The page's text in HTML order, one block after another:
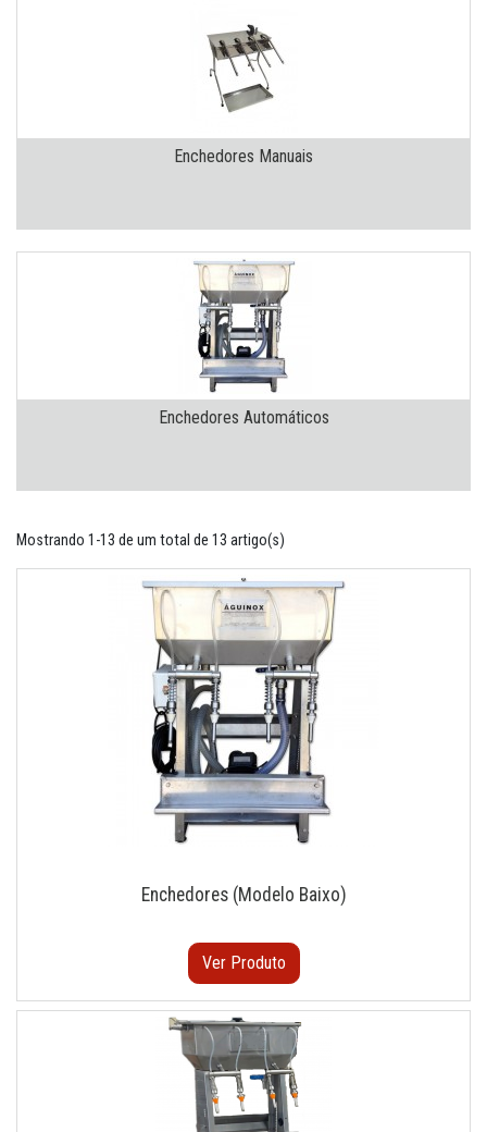
Enchedores Manuais
Enchedores Automáticos
Mostrando 1-13 de um total de 13 artigo(s)
Enchedores (Modelo Baixo)
Ver Produto